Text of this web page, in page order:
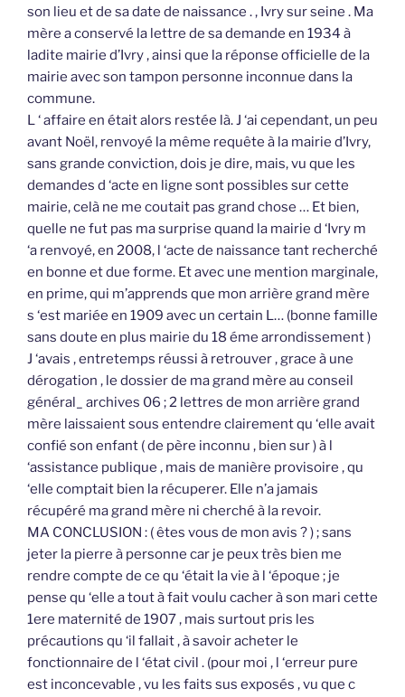
son lieu et de sa date de naissance . , Ivry sur seine . Ma
mère a conservé la lettre de sa demande en 1934 à
ladite mairie d’Ivry , ainsi que la réponse officielle de la
mairie avec son tampon personne inconnue dans la
commune.
L ‘ affaire en était alors restée là. J ‘ai cependant, un peu
avant Noël, renvoyé la même requête à la mairie d’Ivry,
sans grande conviction, dois je dire, mais, vu que les
demandes d ‘acte en ligne sont possibles sur cette
mairie, celà ne me coutait pas grand chose … Et bien,
quelle ne fut pas ma surprise quand la mairie d ‘Ivry m
‘a renvoyé, en 2008, l ‘acte de naissance tant recherché
en bonne et due forme. Et avec une mention marginale,
en prime, qui m’apprends que mon arrière grand mère
s ‘est mariée en 1909 avec un certain L… (bonne famille
sans doute en plus mairie du 18 éme arrondissement )
J ‘avais , entretemps réussi à retrouver , grace à une
dérogation , le dossier de ma grand mère au conseil
général_ archives 06 ; 2 lettres de mon arrière grand
mère laissaient sous entendre clairement qu ‘elle avait
confié son enfant ( de père inconnu , bien sur ) à l
‘assistance publique , mais de manière provisoire , qu
‘elle comptait bien la récuperer. Elle n’a jamais
récupéré ma grand mère ni cherché à la revoir.
MA CONCLUSION : ( êtes vous de mon avis ? ) ; sans
jeter la pierre à personne car je peux très bien me
rendre compte de ce qu ‘était la vie à l ‘époque ; je
pense qu ‘elle a tout à fait voulu cacher à son mari cette
1ere maternité de 1907 , mais surtout pris les
précautions qu ‘il fallait , à savoir acheter le
fonctionnaire de l ‘état civil . (pour moi , l ‘erreur pure
est inconcevable , vu les faits sus exposés , vu que c